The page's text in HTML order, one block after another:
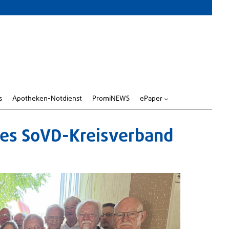
Apotheken-Notdienst PromiNEWS ePaper 3
SoVD-Kreisverband